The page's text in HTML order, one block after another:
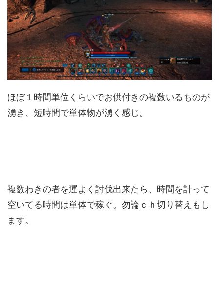
ほぼ１時間単位くらいでお供付きの複数いるものが
湧き、短時間で単体物が湧く感じ。
複数わきの者を運よく討伐出来たら、時間を計って
空いてる時間は単体で稼ぐ。勿論ｃｈ切り替えもし
ます。